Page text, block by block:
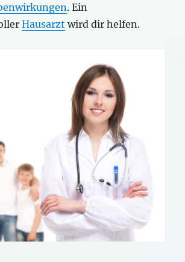
. Ein
Hausarzt wird dir helfen.